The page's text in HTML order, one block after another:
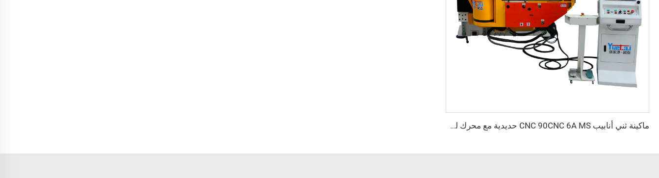
ماكينة ثني أنابيب CNC 90CNC 6A MS حديدية مع محرك للأنابيب المربعة وللألومنيوم والفولاذ المقاوم للصدأ والنحاس